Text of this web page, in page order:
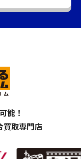
能！
買取専門店